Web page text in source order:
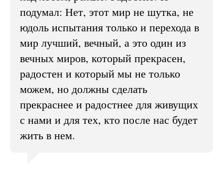
подумал: Нет, этот мир не шутка, не
юдоль испытания только и перехода в
мир лучший, вечный, а это один из
вечных миров, который прекрасен,
радостен и который мы не только
можем, но должны сделать
прекраснее и радостнее для живущих
с нами и для тех, кто после нас будет
жить в нем.